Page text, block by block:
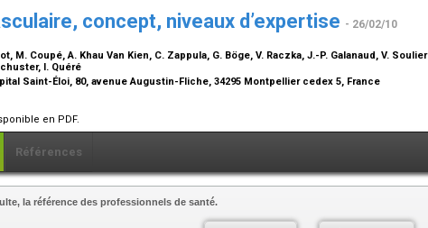
concept, niveaux d’expertise - 26/02/10
M. Coupé, A. Khau Van Kien, C. Zappula, G. Böge, V. Raczka, J.-P. Galanaud, V. Soulier
I. Quéré
Saint-Éloi, 80, avenue Augustin-Fliche, 34295 Montpellier cedex 5, France
en PDF.
Références
la référence des professionnels de santé.